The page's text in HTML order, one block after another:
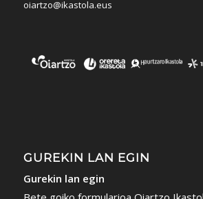
oiartzo@ikastola.eus
GUREKIN LAN EGIN
Gurekin lan egin